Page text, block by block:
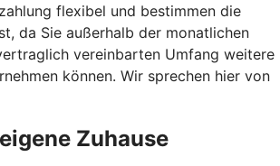
flexibel und bestimmen die
da Sie außerhalb der monatlichen
vereinbarten Umfang weitere
können. Wir sprechen hier von
Zuhause